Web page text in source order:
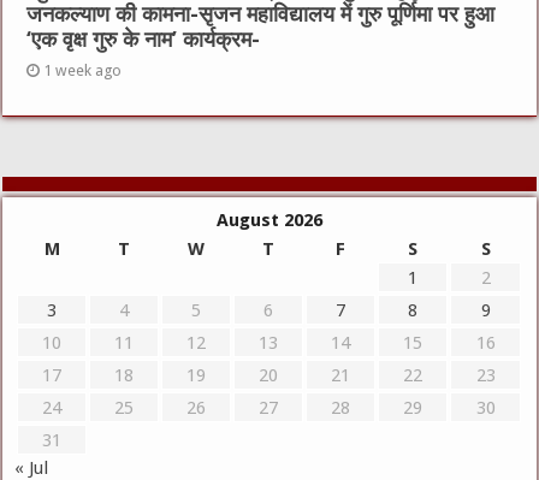
जनकल्याण की कामना-सृजन महाविद्यालय में गुरु पूर्णिमा पर हुआ
‘एक वृक्ष गुरु के नाम’ कार्यक्रम-
1 week ago
August 2026
M
T W T F S
S
1
2
3
4 5 6 7 8
9
10
11 12 13 14 15
16
17
18 19 20 21 22
23
24
25 26 27 28 29
30
31
« Jul